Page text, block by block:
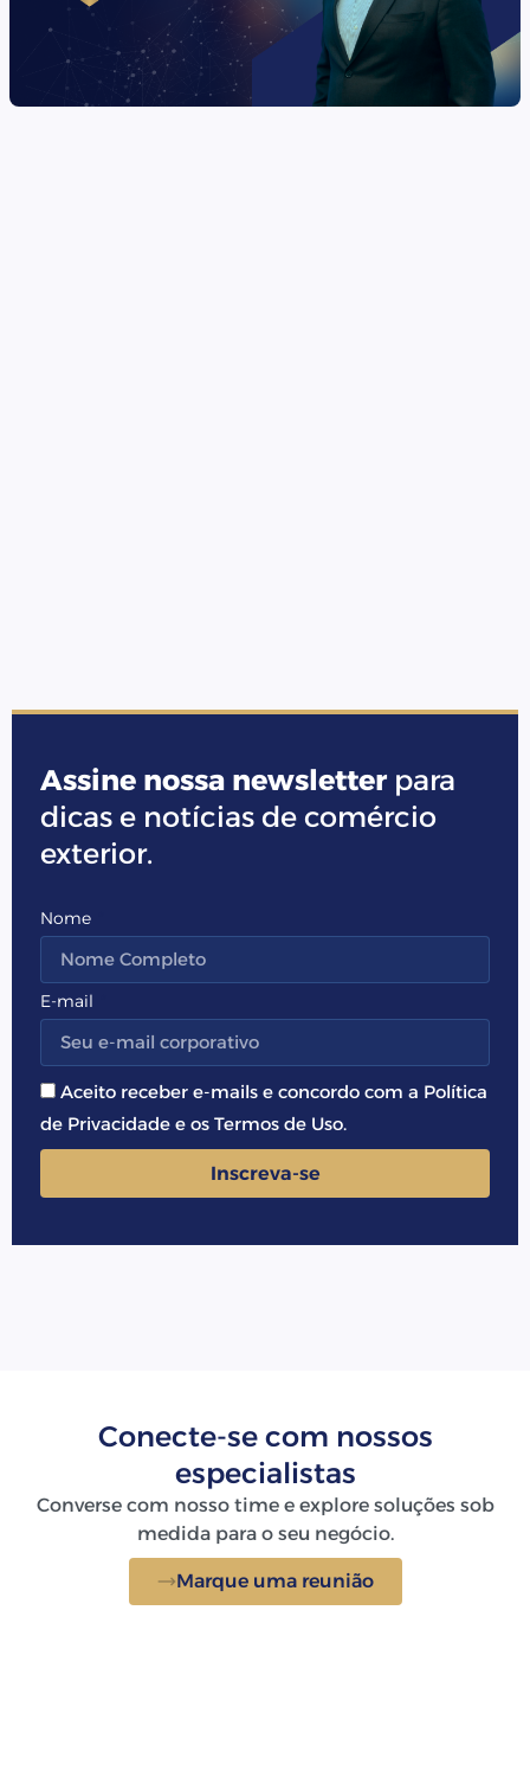
Assine nossa newsletter para
dicas e notícias de comércio
exterior.
Nome
E-mail
Aceito receber e-mails e concordo com a Política
de Privacidade e os Termos de Uso.
Inscreva-se
Conecte-se com nossos
especialistas
Converse com nosso time e explore soluções sob
medida para o seu negócio.
Marque uma reunião